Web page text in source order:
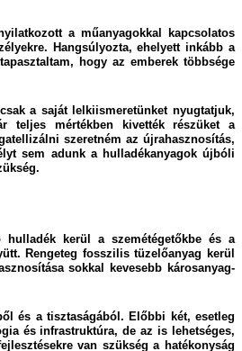
a műanyagokkal kapcsolatos
Hangsúlyozta, ehelyett inkább a
hogy az emberek többsége
a saját lelkiismeretünket nyugtatjuk,
teljes mértékben kivették részüket a
szeretném az újrahasznosítás,
sem adunk a hulladékanyagok újbóli
hulladék kerül a szemétégetőkbe és a
Rengeteg fosszilis tüzelőanyag kerül
sokkal kevesebb károsanyag-
és a tisztaságából. Előbbi két, esetleg
és infrastruktúra, de az is lehetséges,
van szükség a hatékonyság